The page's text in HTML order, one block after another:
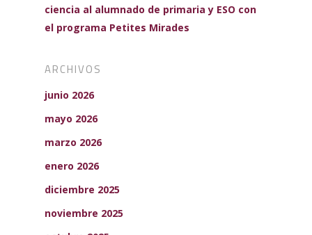
ciencia al alumnado de primaria y ESO con
el programa Petites Mirades
ARCHIVOS
junio 2026
mayo 2026
marzo 2026
enero 2026
diciembre 2025
noviembre 2025